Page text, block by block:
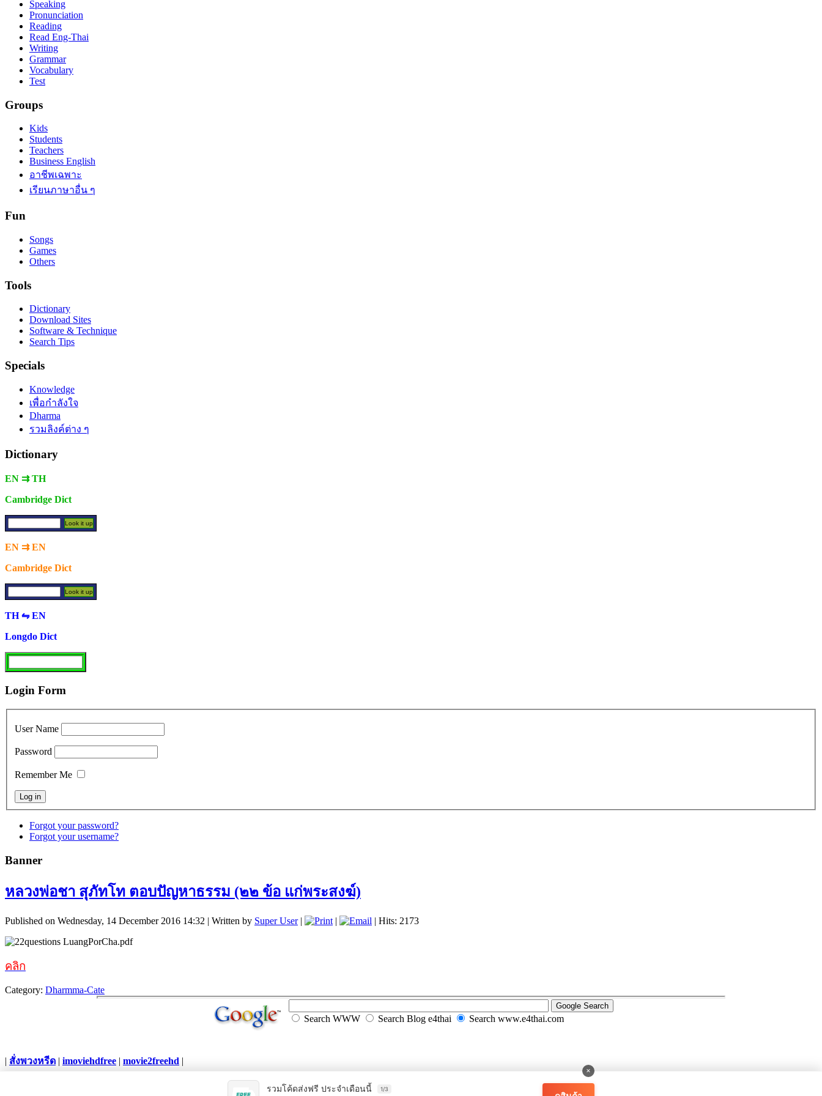
Speaking
Pronunciation
Reading
Read Eng-Thai
Writing
Grammar
Vocabulary
Test
Groups
Kids
Students
Teachers
Business English
อาชีพเฉพาะ
เรียนภาษาอื่น ๆ
Fun
Songs
Games
Others
Tools
Dictionary
Download Sites
Software & Technique
Search Tips
Specials
Knowledge
เพื่อกำลังใจ
Dharma
รวมลิงค์ต่าง ๆ
Dictionary
EN ⇉ TH
Cambridge Dict
EN ⇉ EN
Cambridge Dict
TH ⇋ EN
Longdo Dict
Login Form
User Name
Password
Remember Me
Forgot your password?
Forgot your username?
Banner
หลวงพ่อชา สุภัทโท ตอบปัญหาธรรม (๒๒ ข้อ แก่พระสงฆ์)
Published on Wednesday, 14 December 2016 14:32 | Written by Super User| | | Hits: 2173
คลิก
Category: Dharmma-Cate
Search WWW Search Blog e4thai Search www.e4thai.com
| สั่งพวงหรีด | imoviehdfree | movie2freehd |
×
รวมโค้ดส่งฟรี ประจำเดือนนี้ 1/3